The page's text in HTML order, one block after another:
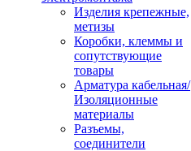
Изделия крепежные,
метизы
Коробки, клеммы и
сопутствующие
товары
Арматура кабельная/
Изоляционные
материалы
Разъемы,
соединители